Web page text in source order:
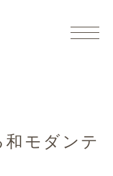
モダンテ